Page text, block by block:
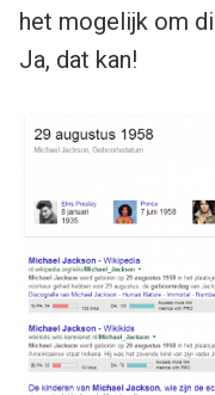
het mogelijk om
Ja, dat kan!